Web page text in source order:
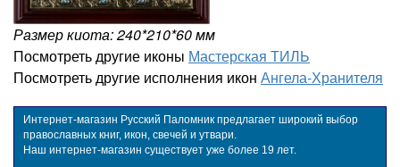
Размер киота: 240*210*60 мм
Посмотреть другие иконы Мастерская ТИЛЬ
Посмотреть другие исполнения икон Ангела-Хранителя
Интернет-магазин Русский Паломник предлагает широкий выбор
православных книг, икон, свечей и утвари.
Наш интернет-магазин существует уже более 19 лет.